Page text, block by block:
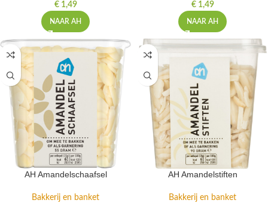
€1,49
NAAR AH
€1,49
NAAR AH
AH Amandelschaafsel
Bakkerij en banket
AH Amandelstiften
Bakkerij en banket